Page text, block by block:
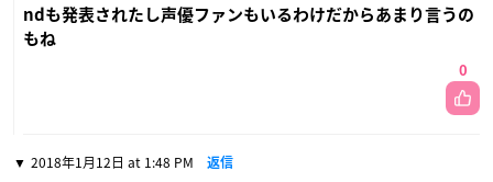
ndも発表されたし声優ファンもいるわけだからあまり言うの
もね
0
2018年1月12日 at 1:48 PM 返信